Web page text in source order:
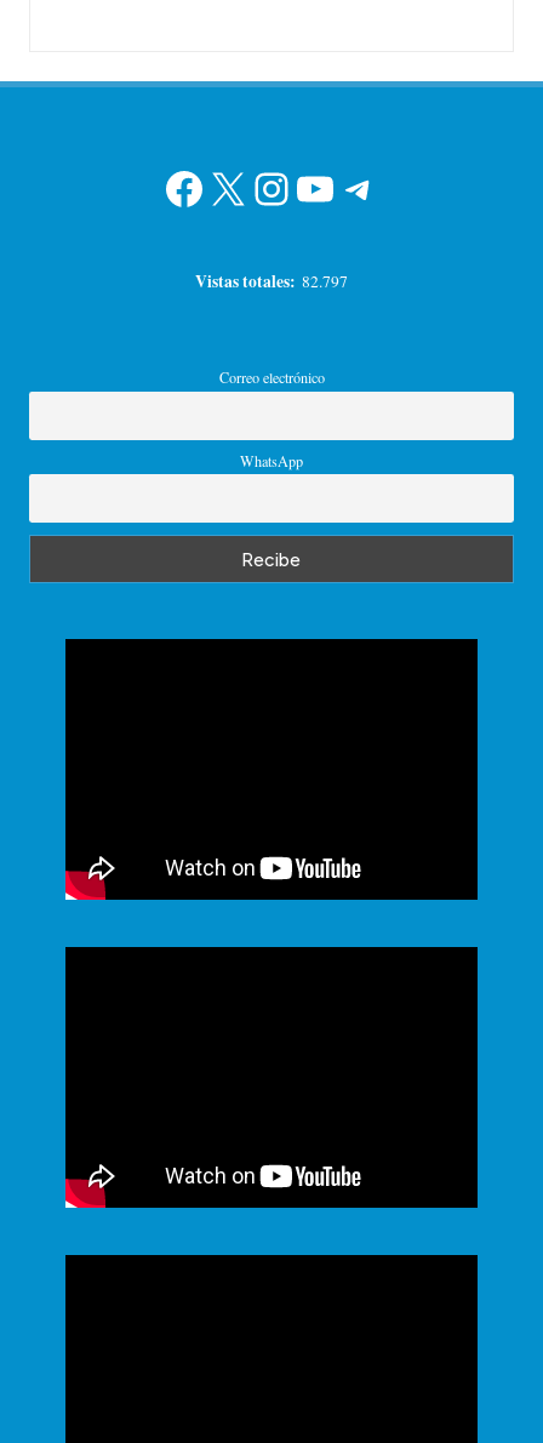
Facebook
X Instagram
YouTube
Telegram
Vistas totales: 82.797
Correo electrónico
WhatsApp